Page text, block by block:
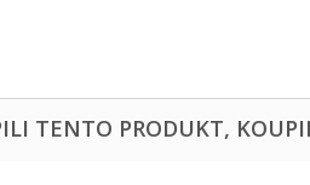
TENTO PRODUKT,